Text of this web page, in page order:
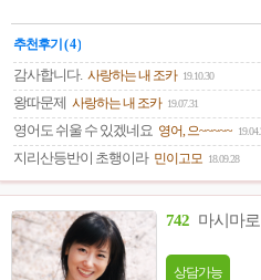
수를 배우
이 되지 못
를 그만두
있는 환경
추천후기 ( 4 )
감사합니다. 사랑하는 내 조카 19.10.30
왕따문제 사랑하는 내 조카 19.07.31
영어도 쉬울 수 있겠네요 영어, 으~~~~~
지리산등반이 초행이라 민이고모 18.09.28
742 마시마로
상담가능